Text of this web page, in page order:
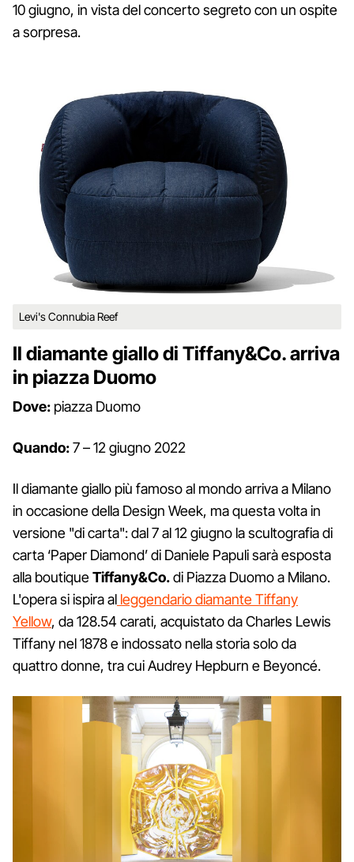
10 giugno, in vista del concerto segreto con un ospite
a sorpresa.
Levi's Connubia Reef
Il diamante giallo di Tiffany&Co. arriva
in piazza Duomo
Dove: piazza Duomo
Quando:7 – 12 giugno 2022
Il diamante giallo più famoso al mondo arriva a Milano
in occasione della Design Week, ma questa volta in
versione "di carta": dal 7 al 12 giugno la scultografia di
carta ‘Paper Diamond’ di Daniele Papuli sarà esposta
alla boutiqueTiffany&Co.di Piazza Duomo a Milano.
L'opera si ispira al leggendario diamante Tiffany
Yellow, da 128.54 carati, acquistato da Charles Lewis
Tiffany nel 1878 e indossato nella storia solo da
quattro donne, tra cui Audrey Hepburn e Beyoncé.